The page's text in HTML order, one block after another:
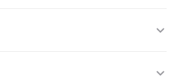
композицию: